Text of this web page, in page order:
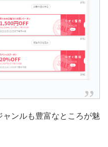
ンルも豊富なところが魅